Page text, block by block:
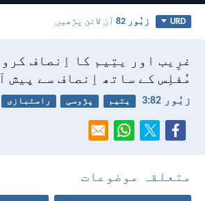
URD زبُور 82 آن لائن پڑھیں
غرِیب اور یتِیم کا اِنصاف
مُفلِس کے ساتھ اِنصاف سے پیش
زبُور 82:‏3 یتیم پڑوسی راستبازی
متعلقہ موضوعات